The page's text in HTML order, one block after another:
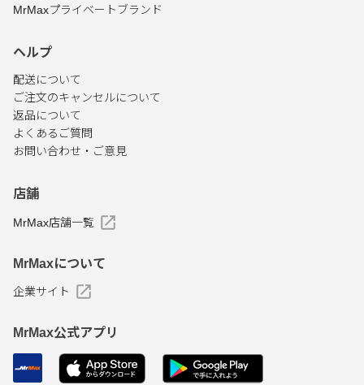
MrMaxプライベートブランド
ヘルプ
配送について
ご注文のキャンセルについて
返品について
よくあるご質問
お問い合わせ・ご意見
店舗
MrMax店舗一覧
MrMaxについて
企業サイト
MrMax公式アプリ